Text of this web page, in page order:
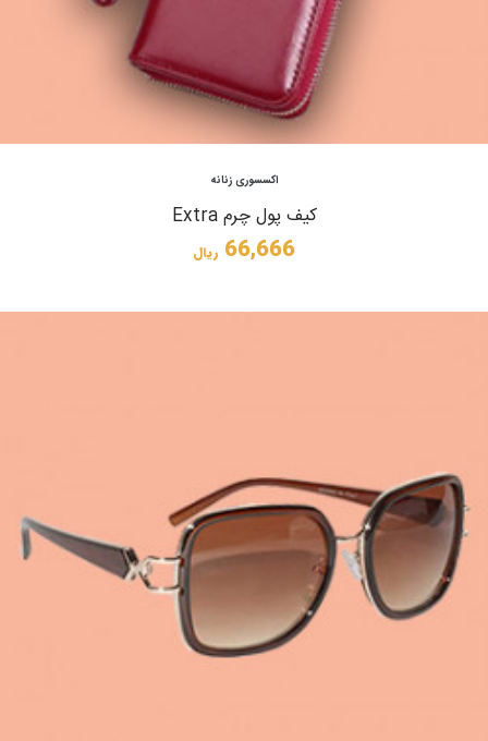
مشاهده
اکسسوری زنانه
کیف پول چرم Extra
66,666 ریال